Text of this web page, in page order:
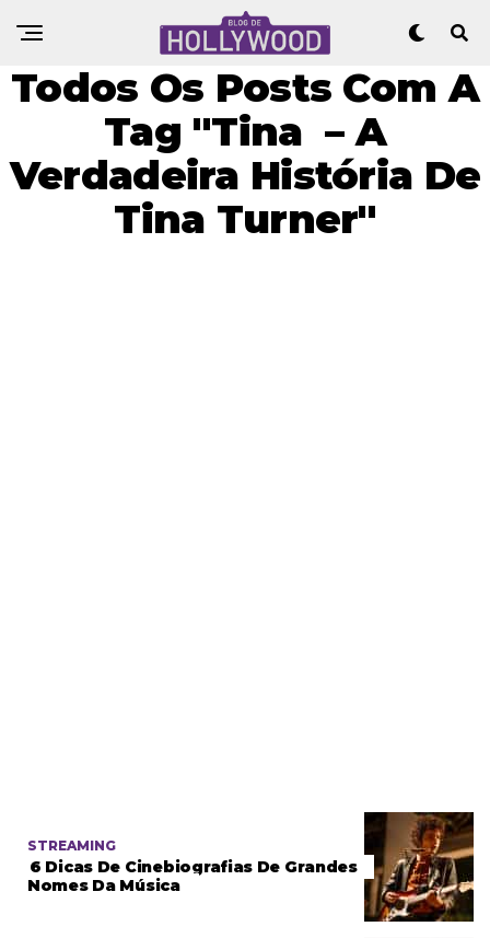
Todos Os Posts Com A
Tag "Tina – A
Verdadeira História De
Tina Turner"
STREAMING
6 Dicas De Cinebiografias De Grandes
Nomes Da Música